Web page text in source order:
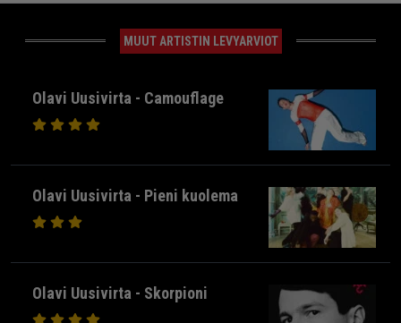
MUUT ARTISTIN LEVYARVIOT
Olavi Uusivirta - Camouflage
Olavi Uusivirta - Pieni kuolema
Olavi Uusivirta - Skorpioni